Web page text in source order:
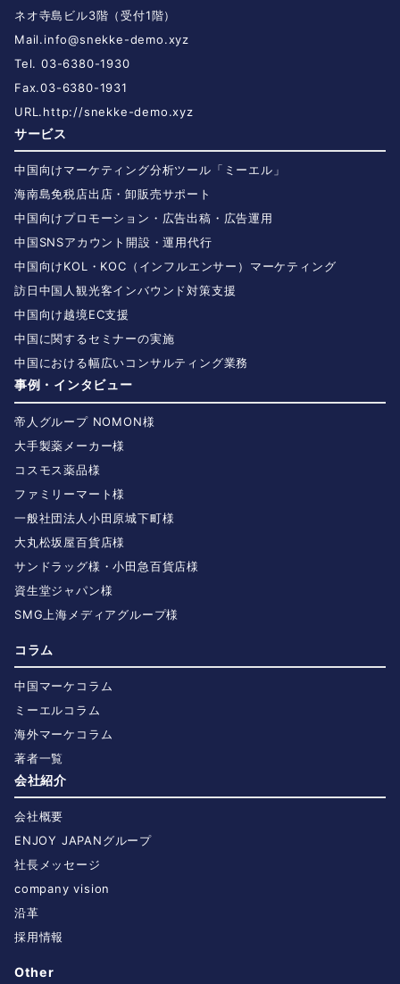
ネオ寺島ビル3階（受付1階）
Mail.info@snekke-demo.xyz
Tel. 03-6380-1930
Fax.03-6380-1931
URL.http://snekke-demo.xyz
サービス
中国向けマーケティング分析ツール「ミーエル」
海南島免税店出店・卸販売サポート
中国向けプロモーション・広告出稿・広告運用
中国SNSアカウント開設・運用代行
中国向けKOL・KOC（インフルエンサー）マーケティング
訪日中国人観光客インバウンド対策支援
中国向け越境EC支援
中国に関するセミナーの実施
中国における幅広いコンサルティング業務
事例・インタビュー
帝人グループ NOMON様
大手製薬メーカー様
コスモス薬品様
ファミリーマート様
一般社団法人小田原城下町様
大丸松坂屋百貨店様
サンドラッグ様・小田急百貨店様
資生堂ジャパン様
SMG上海メディアグループ様
コラム
中国マーケコラム
ミーエルコラム
海外マーケコラム
著者一覧
会社紹介
会社概要
ENJOY JAPANグループ
社長メッセージ
company vision
沿革
採用情報
Other